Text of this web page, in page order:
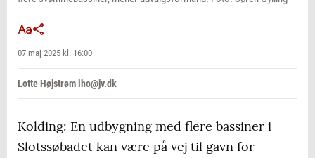
07 maj 2025 kl. 16:00
Lotte Højstrøm lho@jv.dk
Kolding: En udbygning med flere bassiner i
Slotssøbadet kan være på vej til gavn for